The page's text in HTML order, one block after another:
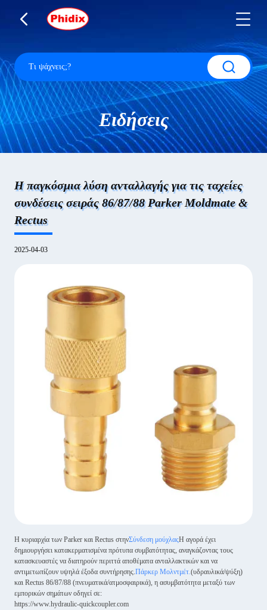
Ειδήσεις
Η παγκόσμια λύση ανταλλαγής για τις ταχείες
συνδέσεις σειράς 86/87/88 Parker Moldmate &
Rectus
2025-04-03
Η κυριαρχία των Parker και Rectus στηνΣύνδεση μούχλαςΗ αγορά έχει
δημιουργήσει κατακερματισμένα πρότυπα συμβατότητας, αναγκάζοντας τους
κατασκευαστές να διατηρούν περιττά αποθέματα ανταλλακτικών και να
αντιμετωπίζουν υψηλά έξοδα συντήρησης. Πάρκερ Μολντμέτ. (υδραυλικά/ψύξη)
και Rectus 86/87/88 (πνευματικά/ατμοσφαιρικά), η ασυμβατότητα μεταξύ των
εμπορικών σημάτων οδηγεί σε:
https://www.hydraulic-quickcoupler.com